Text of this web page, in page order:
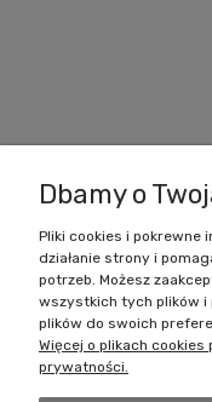
Battlecult | ul.
śląskie | Email:
POKAŻ
Dbamy o
Pliki cookies i pokrewne
działanie strony i
potrzeb. Możesz
wszystkich tych plików i
plików do swoich
Więcej o plikach
prywatności.